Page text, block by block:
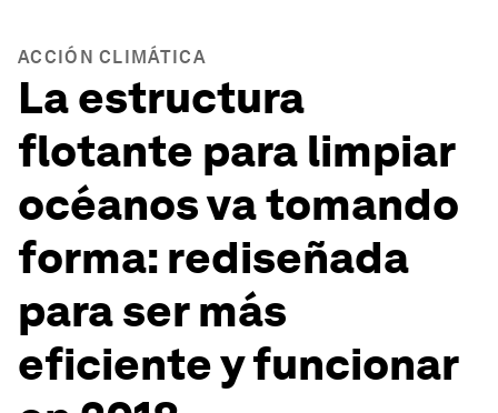
ACCIÓN CLIMÁTICA
La estructura
flotante para limpiar
océanos va tomando
forma: rediseñada
para ser más
eficiente y funcionar